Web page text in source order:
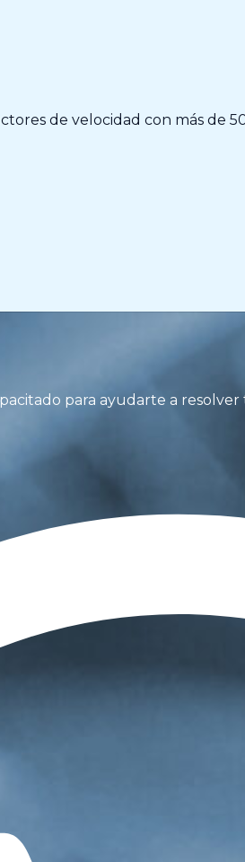
de velocidad con más de
para ayudarte a